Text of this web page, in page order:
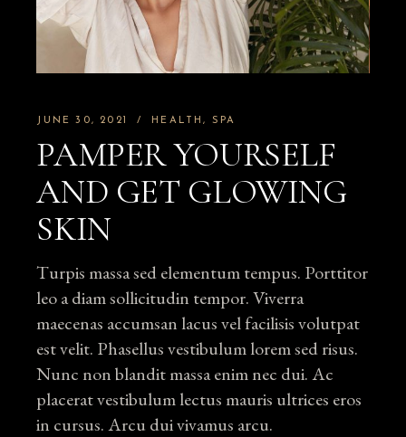
JUNE 30, 2021 HEALTH SPA
PAMPER YOURSELF
AND GET GLOWING
SKIN
Turpis massa sed elementum tempus. Porttitor
leo a diam sollicitudin tempor. Viverra
maecenas accumsan lacus vel facilisis volutpat
est velit. Phasellus vestibulum lorem sed risus.
Nunc non blandit massa enim nec dui. Ac
placerat vestibulum lectus mauris ultrices eros
in cursus. Arcu dui vivamus arcu.